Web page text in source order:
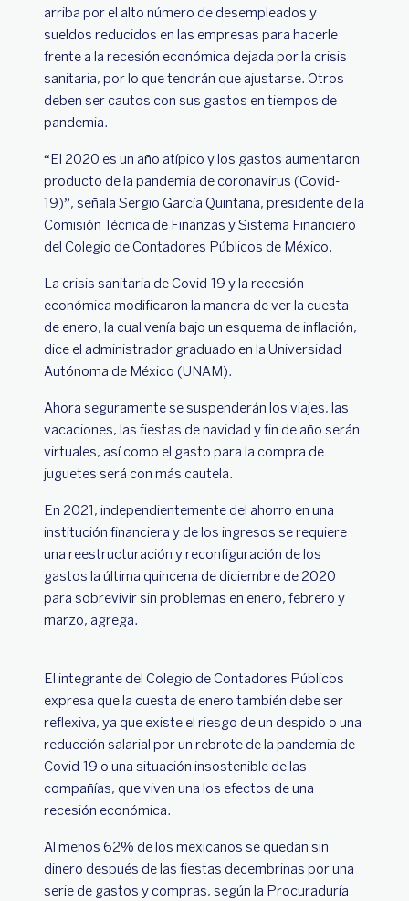
arriba por el alto número de desempleados y
sueldos reducidos en las empresas para hacerle
frente a la recesión económica dejada por la crisis
sanitaria, por lo que tendrán que ajustarse. Otros
deben ser cautos con sus gastos en tiempos de
pandemia.
“El 2020 es un año atípico y los gastos aumentaron
producto de la pandemia de coronavirus (Covid-
19)”, señala Sergio García Quintana, presidente de la
Comisión Técnica de Finanzas y Sistema Financiero
del Colegio de Contadores Públicos de México.
La crisis sanitaria de Covid-19 y la recesión
económica modificaron la manera de ver la cuesta
de enero, la cual venía bajo un esquema de inflación,
dice el administrador graduado en la Universidad
Autónoma de México (UNAM).
Ahora seguramente se suspenderán los viajes, las
vacaciones, las fiestas de navidad y fin de año serán
virtuales, así como el gasto para la compra de
juguetes será con más cautela.
En 2021, independientemente del ahorro en una
institución financiera y de los ingresos se requiere
una reestructuración y reconfiguración de los
gastos la última quincena de diciembre de 2020
para sobrevivir sin problemas en enero, febrero y
marzo, agrega.
El integrante del Colegio de Contadores Públicos
expresa que la cuesta de enero también debe ser
reflexiva, ya que existe el riesgo de un despido o una
reducción salarial por un rebrote de la pandemia de
Covid-19 o una situación insostenible de las
compañías, que viven una los efectos de una
recesión económica.
Al menos 62% de los mexicanos se quedan sin
dinero después de las fiestas decembrinas por una
serie de gastos y compras, según la Procuraduría